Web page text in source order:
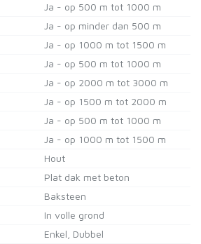
Ja - op 500 m tot 1000 m
Ja - op minder dan 500 m
Ja - op 1000 m tot 1500 m
Ja - op 500 m tot 1000 m
Ja - op 2000 m tot 3000 m
Ja - op 1500 m tot 2000 m
Ja - op 500 m tot 1000 m
Ja - op 1000 m tot 1500 m
Hout
Plat dak met beton
Baksteen
In volle grond
Enkel, Dubbel